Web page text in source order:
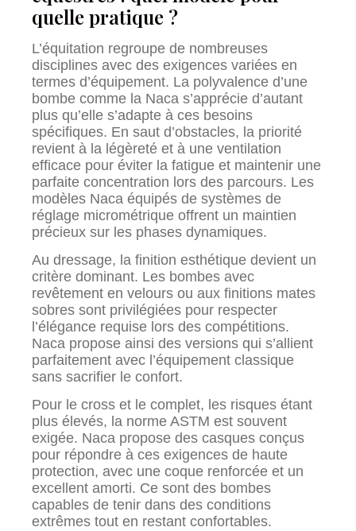
quelle pratique ?
L’équitation regroupe de nombreuses
disciplines avec des exigences variées en
termes d’équipement. La polyvalence d’une
bombe comme la Naca s’apprécie d’autant
plus qu’elle s’adapte à ces besoins
spécifiques. En saut d’obstacles, la priorité
revient à la légèreté et à une ventilation
efficace pour éviter la fatigue et maintenir une
parfaite concentration lors des parcours. Les
modèles Naca équipés de systèmes de
réglage micrométrique offrent un maintien
précieux sur les phases dynamiques.
Au dressage, la finition esthétique devient un
critère dominant. Les bombes avec
revêtement en velours ou aux finitions mates
sobres sont privilégiées pour respecter
l’élégance requise lors des compétitions.
Naca propose ainsi des versions qui s’allient
parfaitement avec l’équipement classique
sans sacrifier le confort.
Pour le cross et le complet, les risques étant
plus élevés, la norme ASTM est souvent
exigée. Naca propose des casques conçus
pour répondre à ces exigences de haute
protection, avec une coque renforcée et un
excellent amorti. Ce sont des bombes
capables de tenir dans des conditions
extrêmes tout en restant confortables.